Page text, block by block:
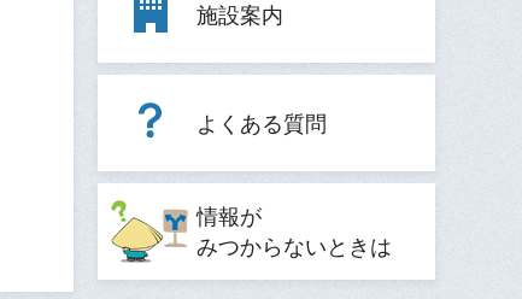
施設案内
よくある質問
情報が
みつからないときは